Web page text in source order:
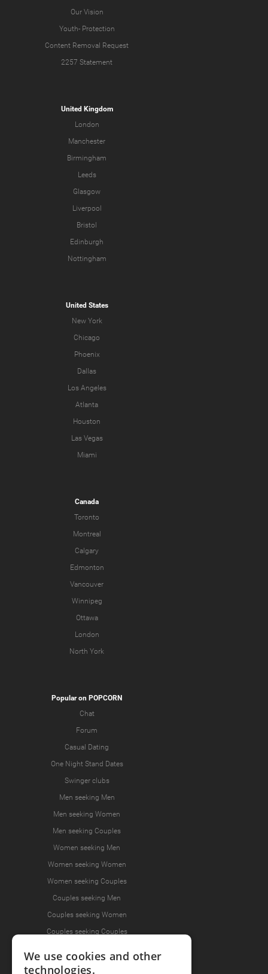
Our Vision
Youth- Protection
Content Removal Request
2257 Statement
United Kingdom
London
Manchester
Birmingham
Leeds
Glasgow
Liverpool
Bristol
Edinburgh
Nottingham
United States
New York
Chicago
Phoenix
Dallas
Los Angeles
Atlanta
Houston
Las Vegas
Miami
Canada
Toronto
Montreal
Calgary
Edmonton
Vancouver
Winnipeg
Ottawa
London
North York
Popular on POPCORN
Chat
Forum
Casual Dating
One Night Stand Dates
Swinger clubs
Men seeking Men
Men seeking Women
Men seeking Couples
Women seeking Men
Women seeking Women
Women seeking Couples
Couples seeking Men
Couples seeking Women
Couples seeking Couples
We use cookies and other
technologies.